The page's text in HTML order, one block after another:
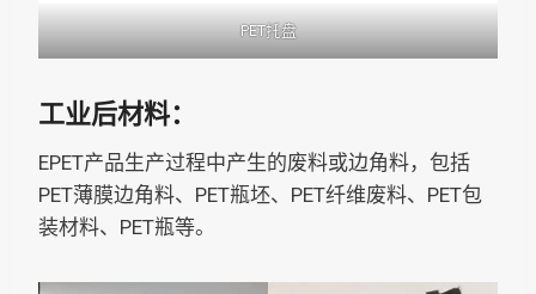
PET托盘
工业后材料：
EPET产品生产过程中产生的废料或边角料，包括
PET薄膜边角料、PET瓶坯、PET纤维废料、PET包
装材料、PET瓶等。